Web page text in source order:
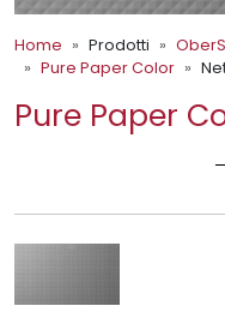
Home Prodotti
Pure Paper Color
Pure Paper